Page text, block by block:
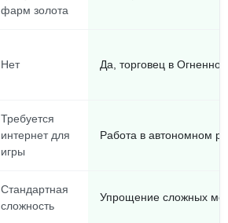
фарм золота
Нет Да, торговец в
Требуется
интернет для
игры
Работа в автономном
Стандартная
сложность
Упрощение сложных